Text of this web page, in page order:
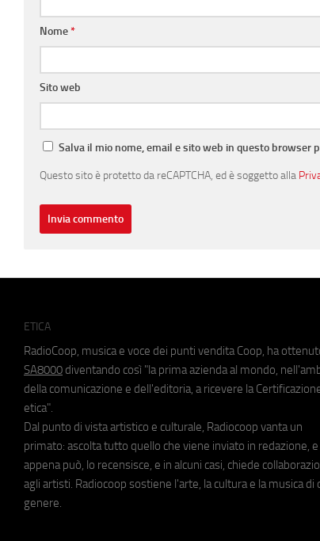
Nome*
Sito web
Salva il mio nome, email e sito web in questo browser
Questo sito è protetto da reCAPTCHA, ed è soggetto alla
ETICA
RadioCoop, musica e voce dei punti vendita Coop, ha
SA8000 diventando così "la prima azienda al mondo,
della comunicazione e dell'editoria, a ricevere la
etica".
Dal punto di vista artistico e culturale, Radiocoop vanta un
primato: ascolta tutto quello che viene inviato in redazione, e
appena può, lo recensisce, e in alcuni casi, chiede
agli artisti. Radiocoop sostiene l'arte, la cultura e la musica di
genere.